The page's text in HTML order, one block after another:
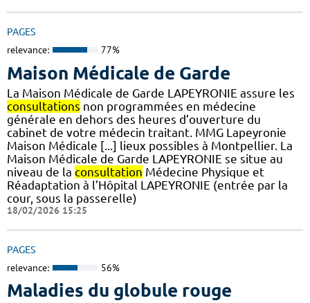
PAGES
relevance: 77%
Maison Médicale de Garde
La Maison Médicale de Garde LAPEYRONIE assure les
consultations non programmées en médecine
générale en dehors des heures d’ouverture du
cabinet de votre médecin traitant. MMG Lapeyronie
Maison Médicale [...] lieux possibles à Montpellier. La
Maison Médicale de Garde LAPEYRONIE se situe au
niveau de la consultation Médecine Physique et
Réadaptation à l’Hôpital LAPEYRONIE (entrée par la
cour, sous la passerelle)
18/02/2026 15:25
PAGES
relevance: 56%
Maladies du globule rouge